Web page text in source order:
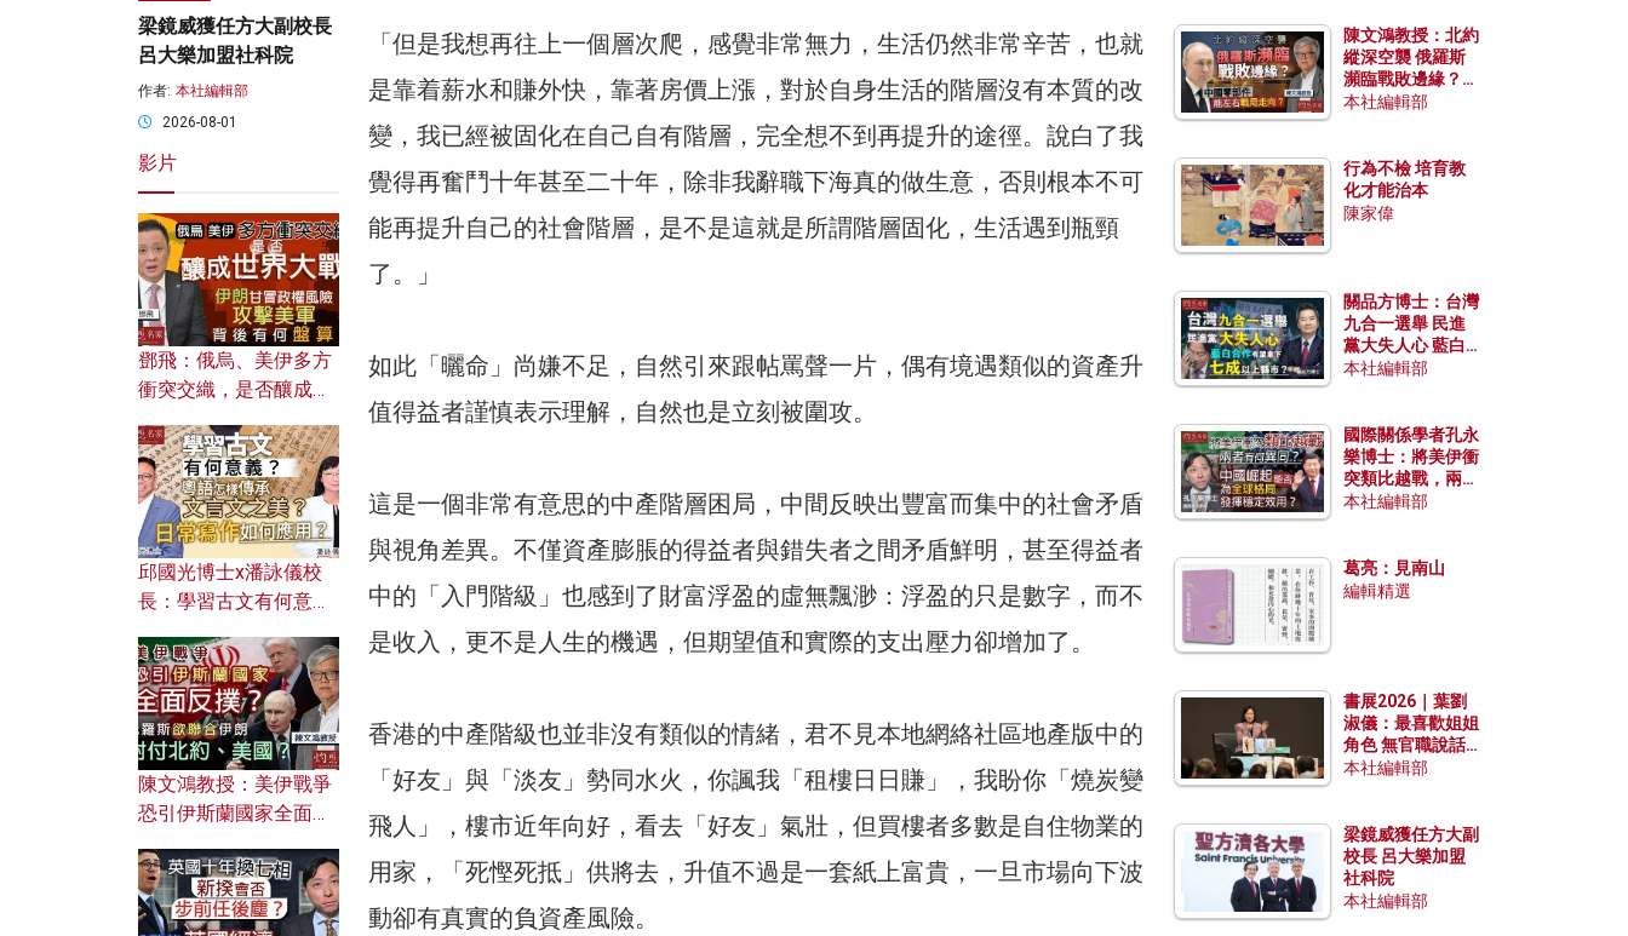
「但是我想再往上一個層次爬，感覺非常無力，生活仍然非常辛苦，也就
是靠着薪水和賺外快，靠著房價上漲，對於自身生活的階層沒有本質的改
變，我已經被固化在自己自有階層，完全想不到再提升的途徑。說白了我
覺得再奮鬥十年甚至二十年，除非我辭職下海真的做生意，否則根本不可
能再提升自己的社會階層，是不是這就是所謂階層固化，生活遇到瓶頸
了。」
如此「曬命」尚嫌不足，自然引來跟帖罵聲一片，偶有境遇類似的資產升
值得益者謹慎表示理解，自然也是立刻被圍攻。
這是一個非常有意思的中產階層困局，中間反映出豐富而集中的社會矛盾
與視角差異。不僅資產膨脹的得益者與錯失者之間矛盾鮮明，甚至得益者
中的「入門階級」也感到了財富浮盈的虛無飄渺：浮盈的只是數字，而不
是收入，更不是人生的機遇，但期望值和實際的支出壓力卻增加了。
香港的中產階級也並非沒有類似的情緒，君不見本地網絡社區地產版中的
「好友」與「淡友」勢同水火，你諷我「租樓日日賺」，我盼你「燒炭變
飛人」，樓市近年向好，看去「好友」氣壯，但買樓者多數是自住物業的
用家，「死慳死抵」供將去，升值不過是一套紙上富貴，一旦市場向下波
動卻有真實的負資產風險。
梁鏡威獲任方大副校長
呂大樂加盟社科院
作者: 本社編輯部
2026-08-01
影片
鄧飛：俄烏、美伊多方
衝突交織，是否釀成世
風險攻擊美軍，背後有
何盤算？
邱國光博士x潘詠儀校
長：學習古文有何意
文之美？ 日常寫作如何
應用？
陳文鴻教授：美伊戰爭
恐引伊斯蘭國家全面反
對付北約美國？
陳文鴻教授：北約
縱深空襲 俄羅斯
瀕臨戰敗邊緣？中
國零部件能左右戰
本社編輯部
行為不檢 培育教
化才能治本
陳家偉
關品方博士：台灣
九合一選舉 民進
黨大失人心 藍白
合作有望拿下七成
本社編輯部
國際關係學者孔永
樂博士：將美伊衝
突類比越戰，兩者
有何異同？中國崛
本社編輯部
葛亮：見南山
編輯精選
書展2026｜葉劉
淑儀：最喜歡姐姐
角色 無官職說話
包袱少
本社編輯部
梁鏡威獲任方大副
校長 呂大樂加盟
社科院
本社編輯部